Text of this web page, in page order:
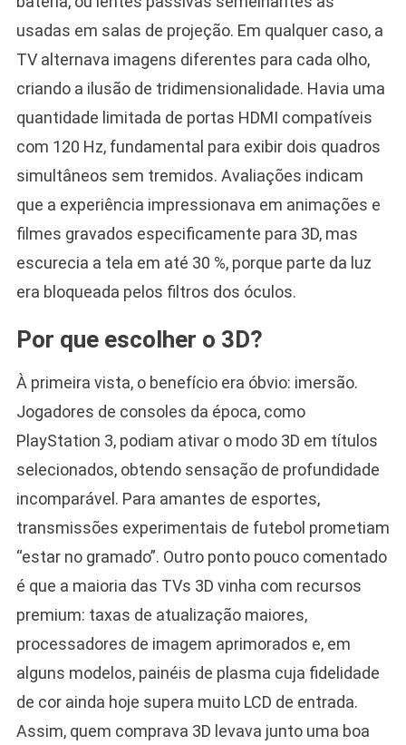
usadas em salas de projeção. Em qualquer caso, a
TV alternava imagens diferentes para cada olho,
criando a ilusão de tridimensionalidade. Havia uma
quantidade limitada de portas HDMI compatíveis
com 120 Hz, fundamental para exibir dois quadros
simultâneos sem tremidos. Avaliações indicam
que a experiência impressionava em animações e
filmes gravados especificamente para 3D, mas
escurecia a tela em até 30 %, porque parte da luz
era bloqueada pelos filtros dos óculos.
Por que escolher o 3D?
À primeira vista, o benefício era óbvio: imersão.
Jogadores de consoles da época, como
PlayStation 3, podiam ativar o modo 3D em títulos
selecionados, obtendo sensação de profundidade
incomparável. Para amantes de esportes,
transmissões experimentais de futebol prometiam
“estar no gramado”. Outro ponto pouco comentado
é que a maioria das TVs 3D vinha com recursos
premium: taxas de atualização maiores,
processadores de imagem aprimorados e, em
alguns modelos, painéis de plasma cuja fidelidade
de cor ainda hoje supera muito LCD de entrada.
Assim, quem comprava 3D levava junto uma boa